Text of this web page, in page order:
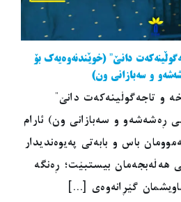
دانێ” (خوێندنەوەیەک بۆ
و سەبازانی ون)
و تاجەگوڵینەکەت دانێ"
ڕەشەشەو و سەبازانی ون) ئارام
باس و بابەتی پەیوەندیدار
هەڵەبجەمان بیستبێت؛ ڕەنگە
گێڕانەوەی [...]